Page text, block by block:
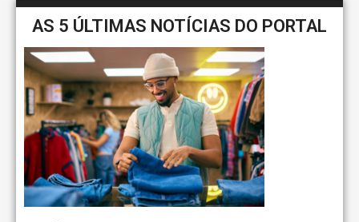
AS 5 ÚLTIMAS NOTÍCIAS DO PORTAL